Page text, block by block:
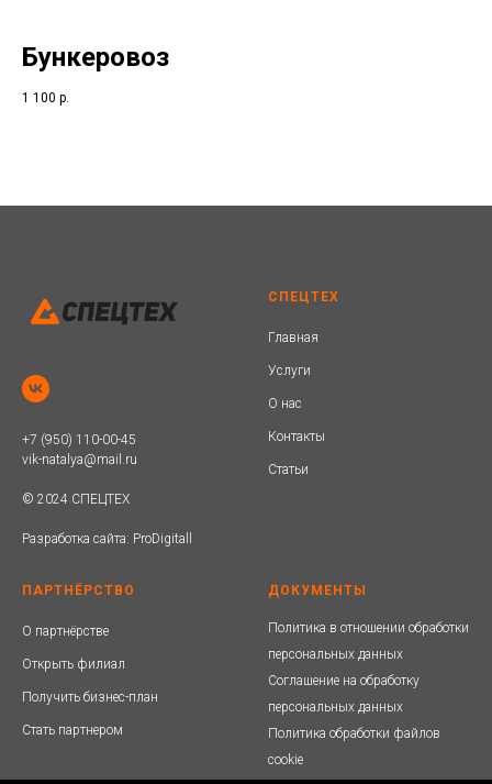
Бункеровоз
1 100 р.
+7 (950) 110-00-45
vik-natalya@mail.ru
© 2024 СПЕЦТЕХ
Разработка сайта: ProDigitall
СПЕЦТЕХ
Главная
Услуги
О нас
Контакты
Статьи
ПАРТНЁРСТВО
О партнёрстве
Открыть филиал
Получить бизнес-план
Стать партнером
ДОКУМЕНТЫ
Политика в отношении обработки
персональных данных
Соглашение на обработку
персональных данных
Политика обработки файлов
cookie